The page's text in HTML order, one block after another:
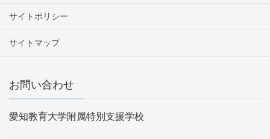
サイトポリシー
サイトマップ
お問い合わせ
愛知教育大学附属特別支援学校